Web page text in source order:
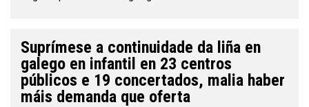
Suprímese a continuidade da liña en
galego en infantil en 23 centros
públicos e 19 concertados, malia haber
máis demanda que oferta